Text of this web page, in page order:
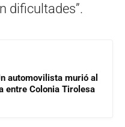
dificultades”.
automovilista murió al
entre Colonia Tirolesa